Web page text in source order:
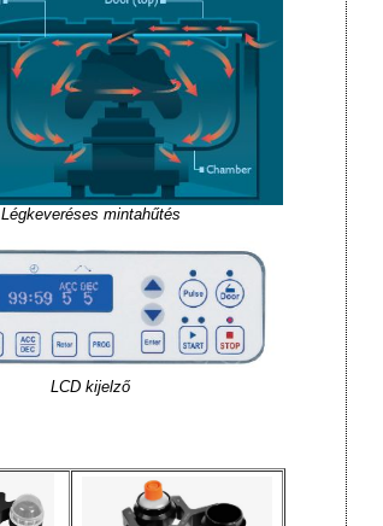
Légkeveréses mintahűtés
LCD kijelző